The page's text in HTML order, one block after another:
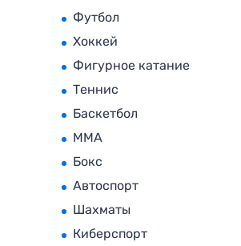
Футбол
Хоккей
Фигурное катание
Теннис
Баскетбол
MMA
Бокс
Автоспорт
Шахматы
Киберспорт